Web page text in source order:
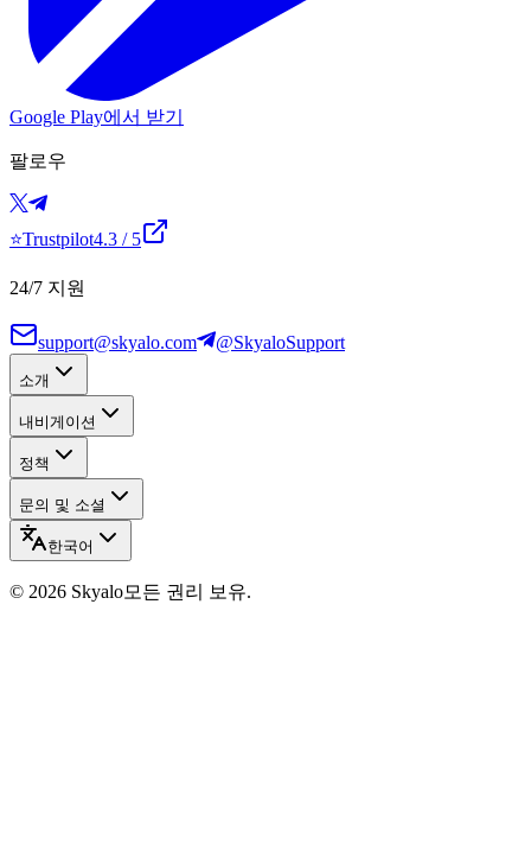
Google Play에서 받기
팔로우
⭐Trustpilot4.3 / 5
24/7 지원
support@skyalo.com @SkyaloSupport
소개
내비게이션
정책
문의 및 소셜
한국어
© 2026 Skyalo모든 권리 보유.